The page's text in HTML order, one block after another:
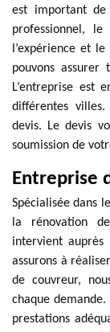
est important
professionnel,
l’expérience et
pouvons
L’entreprise est
différentes
devis. Le devis
soumission de
Entreprise
Spécialisée dans
la rénovation
intervient auprès
assurons à
de couvreur,
chaque
prestations